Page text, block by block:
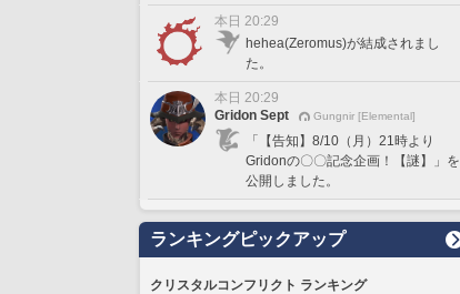
本日 20:29
hehea(Zeromus)が結成されまし
た。
本日 20:29
Gridon Sept
Gungnir [Elemental]
「【告知】8/10（月）21時より
Gridonの〇〇記念企画！【謎】」を
公開しました。
ランキングピックアップ
クリスタルコンフリクト ランキング